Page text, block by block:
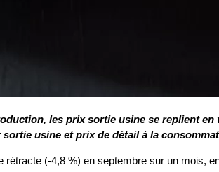
les prix sortie usine se replient
usine et prix de détail à la
rétracte (-4,8 %) en septembre sur un mois,